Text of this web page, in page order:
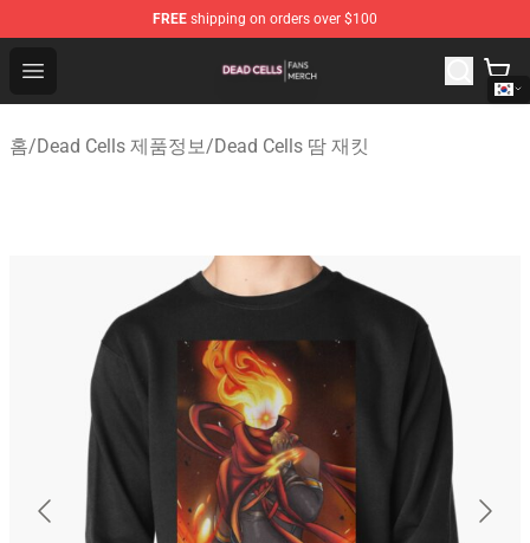
FREE shipping on orders over $100
Open menu
Dead Cells Shop - Official Dead Cells Merchandise Store
홈/Dead Cells 제품정보/Dead Cells 땀 재킷